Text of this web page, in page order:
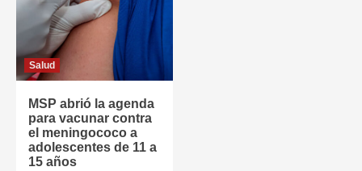
Salud
MSP abrió la agenda
para vacunar contra
el meningococo a
adolescentes de 11 a
15 años